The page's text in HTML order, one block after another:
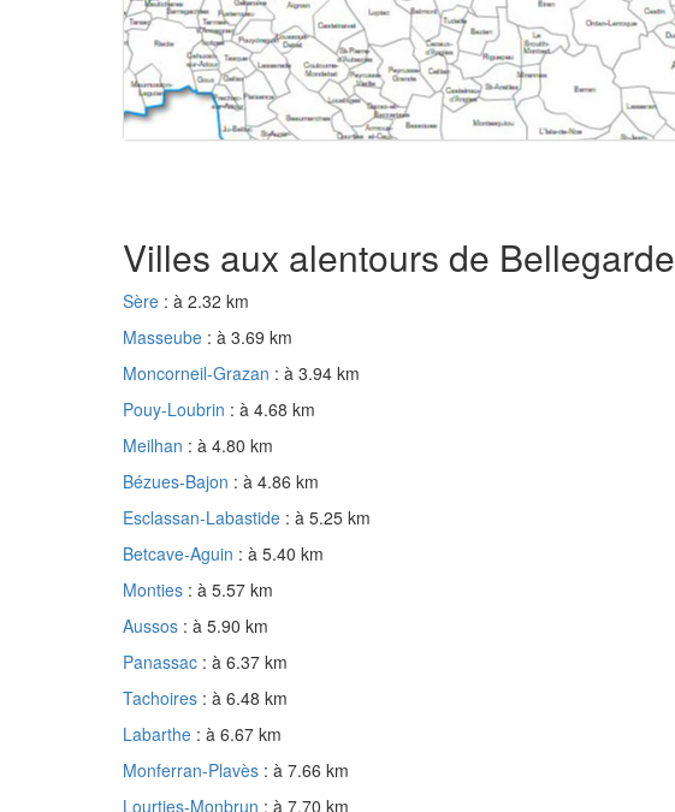
Villes aux alentours de Bellegarde
Sère : à 2.32 km
Masseube : à 3.69 km
Moncorneil-Grazan : à 3.94 km
Pouy-Loubrin : à 4.68 km
Meilhan : à 4.80 km
Bézues-Bajon : à 4.86 km
Esclassan-Labastide : à 5.25 km
Betcave-Aguin : à 5.40 km
Monties : à 5.57 km
Aussos : à 5.90 km
Panassac : à 6.37 km
Tachoires : à 6.48 km
Labarthe : à 6.67 km
Monferran-Plavès : à 7.66 km
Lourties-Monbrun : à 7.70 km